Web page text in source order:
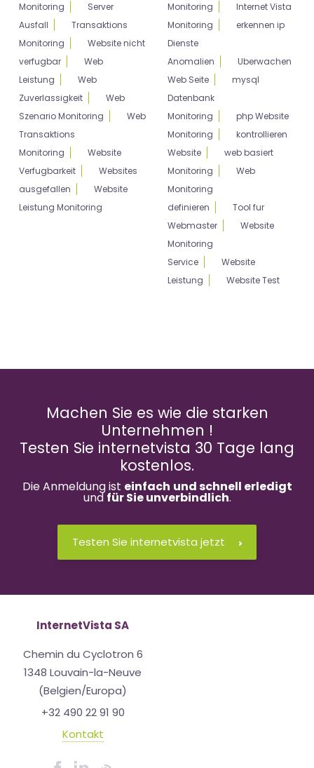
Monitoring
Server
Ausfall
Transaktions
Monitoring
Website nicht
verfugbar
Web
Leistung
Web
Zuverlassigkeit
Web
Szenario Monitoring
Web
Transaktions
Monitoring
Website
Verfugbarkeit
Websites
ausgefallen
Website
Leistung Monitoring
Monitoring
Internet Vista
Monitoring
erkennen ip
Dienste
Anomalien
Uberwachen
Web Seite
mysql
Datenbank
Monitoring
php Website
Monitoring
kontrollieren
Website
web basiert
Monitoring
Web
Monitoring
definieren
Tool fur
Webmaster
Website
Monitoring
Service
Website
Leistung
Website Test
Machen Sie es wie die starken
Unternehmen !
Testen Sie internetvista 30 Tage lang
kostenlos.
Die Anmeldung ist einfach und schnell erledigt
undfür Sie unverbindlich.
Testen Sie internetvista jetzt
InternetVista SA
Chemin du Cyclotron 6
1348 Louvain-la-Neuve
(Belgien/Europa)
+32 490 22 91 90
Kontakt